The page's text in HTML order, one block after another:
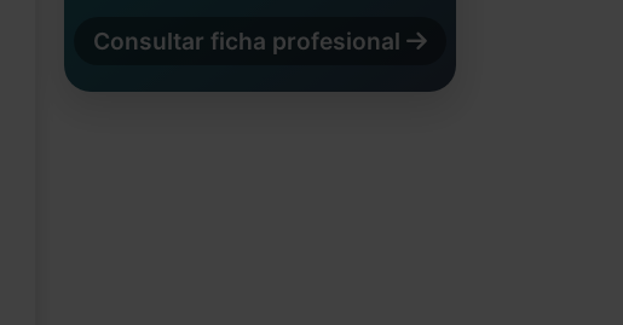
Consultar ficha profesional